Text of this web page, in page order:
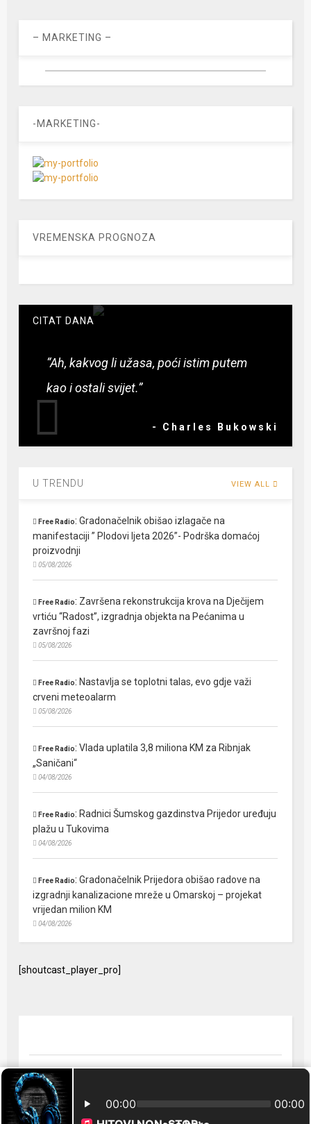
– MARKETING –
-MARKETING-
VREMENSKA PROGNOZA
CITAT DANA
“Ah, kakvog li užasa, poći istim putem
kao i ostali svijet.”
- Charles Bukowski
U TRENDU VIEW ALL
Free Radio:Gradonačelnik obišao izlagače na
manifestaciji ” Plodovi ljeta 2026”- Podrška domaćoj
proizvodnji
05/08/2026
Free Radio: Završena rekonstrukcija krova na Dječijem
vrtiću “Radost”, izgradnja objekta na Pećanima u
završnoj fazi
05/08/2026
Free Radio: Nastavlja se toplotni talas, evo gdje važi
crveni meteoalarm
05/08/2026
Free Radio:Vlada uplatila 3,8 miliona KM za Ribnjak
„Saničani“
04/08/2026
Free Radio: Radnici Šumskog gazdinstva Prijedor uređuju
plažu u Tukovima
04/08/2026
Free Radio:Gradonačelnik Prijedora obišao radove na
izgradnji kanalizacione mreže u Omarskoj – projekat
vrijedan milion KM
04/08/2026
[shoutcast_player_pro]
© 2024 Free Radio Prijedor. Sva prava zaštićena Designed by